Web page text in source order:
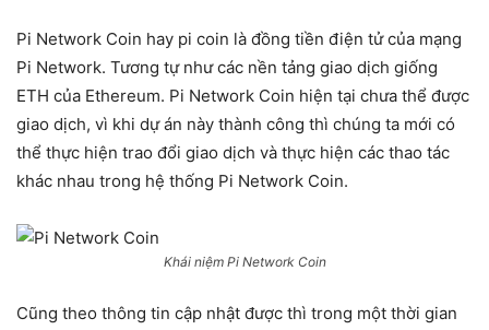
Pi Network Coin hay pi coin là đồng tiền điện tử của mạng
Pi Network. Tương tự như các nền tảng giao dịch giống
ETH của Ethereum. Pi Network Coin hiện tại chưa thể được
giao dịch, vì khi dự án này thành công thì chúng ta mới có
thể thực hiện trao đổi giao dịch và thực hiện các thao tác
khác nhau trong hệ thống Pi Network Coin.
Khái niệm Pi Network Coin
Cũng theo thông tin cập nhật được thì trong một thời gian